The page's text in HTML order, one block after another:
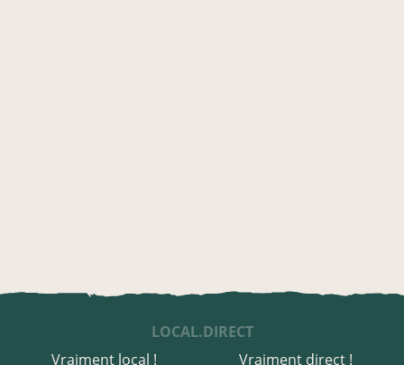
LOCAL.DIRECT
Vraiment local !
Vraiment direct !